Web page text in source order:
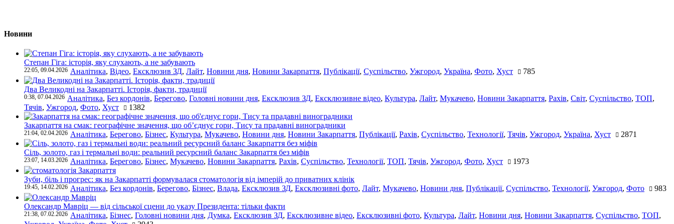
Новини
Степан Гіга: історія, яку слухають, а не забувають
22:05, 09.04.2026 Аналітика, Відео, Ексклюзив ЗД, Лайт, Новини дня, Новини Закарпаття, Публікації, Суспільство, Ужгород, Україна, Фото, Хуст 785
Два Великодні на Закарпатті. Історія, факти, традиції
0:38, 07.04.2026 Аналітика, Без кордонів, Берегово, Головні новини дня, Ексклюзив ЗД, Ексклюзивне відео, Культура, Лайт, Мукачево, Новини Закарпаття, Рахів, Світ, Суспільство, ТОП,
Тячів, Ужгород, Фото, Хуст 1382
Закарпаття на смак: географічне значення, що об’єднує гори, Тису та прадавні виноградники
21:04, 02.04.2026 Аналітика, Берегово, Бізнес, Культура, Мукачево, Новини дня, Новини Закарпаття, Публікації, Рахів, Суспільство, Технології, Тячів, Ужгород, Україна, Хуст 2871
Сіль, золото, газ і термальні води: реальний ресурсний баланс Закарпаття без міфів
23:07, 14.03.2026 Аналітика, Берегово, Бізнес, Мукачево, Новини Закарпаття, Рахів, Суспільство, Технології, ТОП, Тячів, Ужгород, Фото, Хуст 1973
Зуби, біль і прогрес: як на Закарпатті формувалася стоматологія від імперій до приватних клінік
19:45, 14.02.2026 Аналітика, Без кордонів, Берегово, Бізнес, Влада, Ексклюзив ЗД, Ексклюзивні фото, Лайт, Мукачево, Новини дня, Публікації, Суспільство, Технології, Ужгород, Фото 983
Олександр Мавріц — від сільської сцени до указу Президента: тільки факти
21:38, 07.02.2026 Аналітика, Бізнес, Головні новини дня, Думка, Ексклюзив ЗД, Ексклюзивне відео, Ексклюзивні фото, Культура, Лайт, Новини дня, Новини Закарпаття, Суспільство, ТОП,